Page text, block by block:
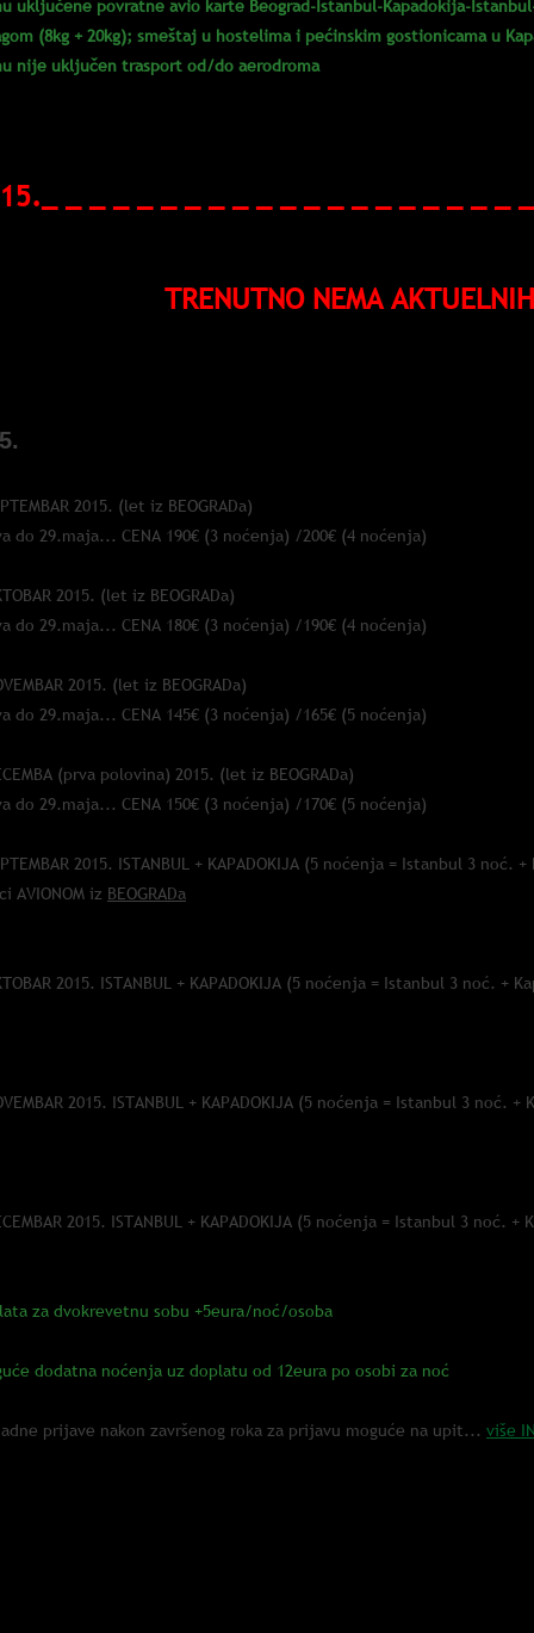
uključene povratne avio karte Beograd-Istanbul-Kapadokija-
(8kg + 20kg); smeštaj u hostelima i pećinskim gostionicama u
nije uključen trasport od/do aerodroma
_ _ _ _ _ _ _ _ _ _ _ _ _ _ _ _ _ _ _
TRENUTNO NEMA
2015. (let iz BEOGRADa)
do 29.maja... CENA 190€ (3 noćenja) /200€ (4 noćenja)
2015. (let iz BEOGRADa)
do 29.maja... CENA 180€ (3 noćenja) /190€ (4 noćenja)
2015. (let iz BEOGRADa)
do 29.maja... CENA 145€ (3 noćenja) /165€ (5 noćenja)
(prva polovina) 2015. (let iz BEOGRADa)
do 29.maja... CENA 150€ (3 noćenja) /170€ (5 noćenja)
2015. ISTANBUL + KAPADOKIJA (5 noćenja = Istanbul 3 noć.
AVIONOM iz BEOGRADa
2015. ISTANBUL + KAPADOKIJA (5 noćenja = Istanbul 3 noć. +
2015. ISTANBUL + KAPADOKIJA (5 noćenja = Istanbul 3 noć.
2015. ISTANBUL + KAPADOKIJA (5 noćenja = Istanbul 3 noć.
za dvokrevetnu sobu +5eura/noć/osoba
dodatna noćenja uz doplatu od 12eura po osobi za noć
prijave nakon završenog roka za prijavu moguće na upit... više